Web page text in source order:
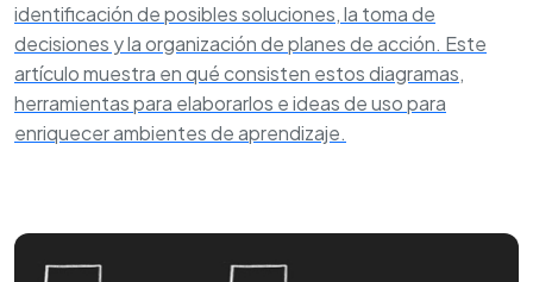
identificación de posibles soluciones, la toma de
decisiones y la organización de planes de acción. Este
artículo muestra en qué consisten estos diagramas,
herramientas para elaborarlos e ideas de uso para
enriquecer ambientes de aprendizaje.